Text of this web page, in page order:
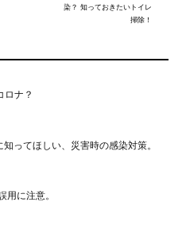
染？ 知っておきたいトイレ
掃除！
ナ？
ってほしい、災害時の感染対策。
用に注意。